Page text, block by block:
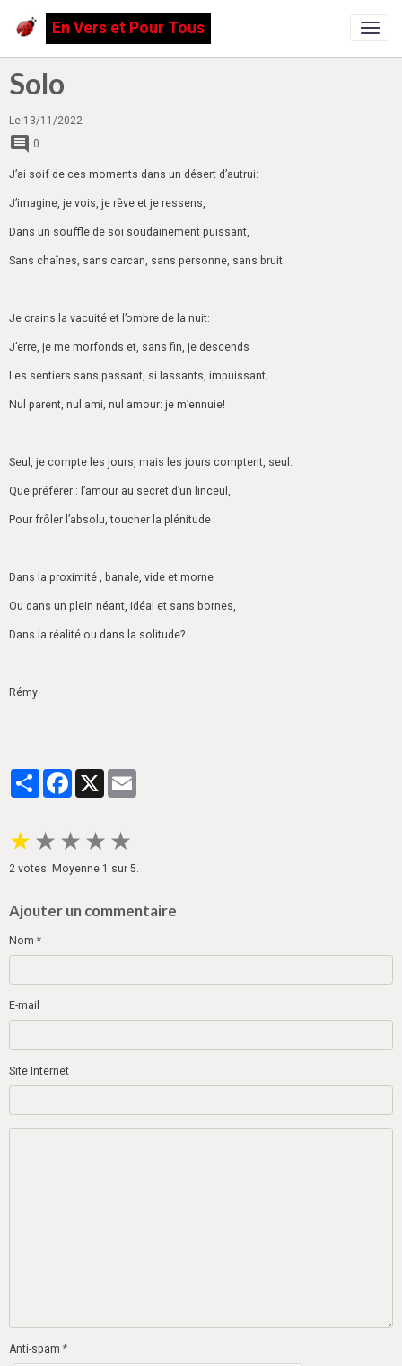
En Vers et Pour Tous
Solo
Le 13/11/2022
0
J’ai soif de ces moments dans un désert d’autrui:
J’imagine, je vois, je rêve et je ressens,
Dans un souffle de soi soudainement puissant,
Sans chaînes, sans carcan, sans personne, sans bruit.
Je crains la vacuité et l’ombre de la nuit:
J’erre, je me morfonds et, sans fin, je descends
Les sentiers sans passant, si lassants, impuissant;
Nul parent, nul ami, nul amour: je m’ennuie!
Seul, je compte les jours, mais les jours comptent, seul.
Que préférer : l’amour au secret d’un linceul,
Pour frôler l’absolu, toucher la plénitude
Dans la proximité , banale, vide et morne
Ou dans un plein néant, idéal et sans bornes,
Dans la réalité ou dans la solitude?
Rémy
PartagerFacebook
X
★ ★ ★ ★ ★
2 votes. Moyenne 1 sur 5.
Ajouter un commentaire
Nom
E-mail
Site Internet
Anti-spam